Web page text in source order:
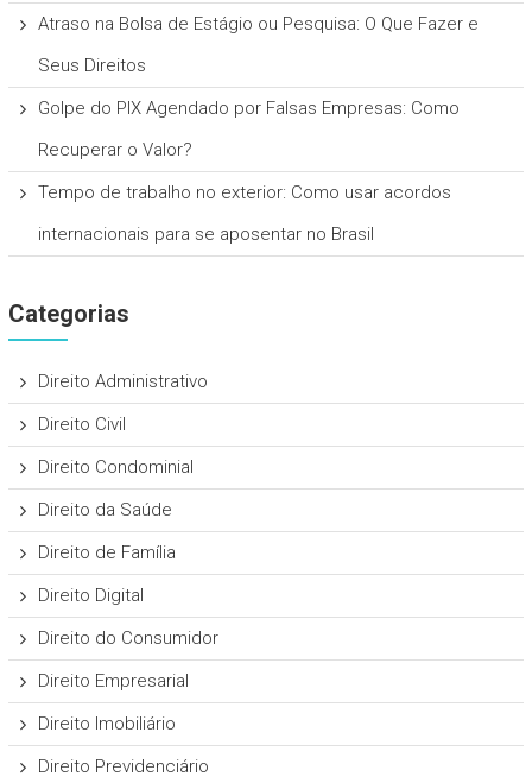
Atraso na Bolsa de Estágio ou Pesquisa: O Que Fazer e
Seus Direitos
Golpe do PIX Agendado por Falsas Empresas: Como
Recuperar o Valor?
Tempo de trabalho no exterior: Como usar acordos
internacionais para se aposentar no Brasil
Categorias
Direito Administrativo
Direito Civil
Direito Condominial
Direito da Saúde
Direito de Família
Direito Digital
Direito do Consumidor
Direito Empresarial
Direito Imobiliário
Direito Previdenciário